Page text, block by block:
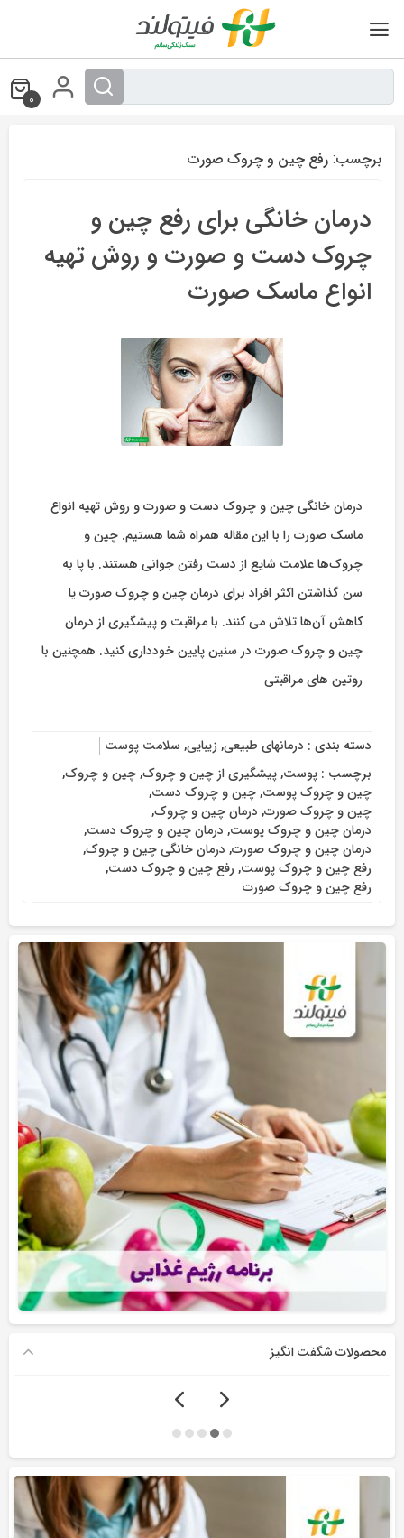
0
برچسب: رفع چین و چروک صورت
درمان خانگی برای رفع چین و
چروک دست و صورت و روش تهیه
انواع ماسک صورت
درمان خانگی چین و چروک دست و صورت و روش تهیه انواع
ماسک صورت را با این مقاله همراه شما هستیم. چین و
چروک‌ها علامت شایع از دست رفتن جوانی هستند. با پا به
سن گذاشتن اکثر افراد برای درمان چین و چروک صورت یا
کاهش آن‌ها تلاش می کنند. با مراقبت و پیشگیری از درمان
چین و چروک صورت در سنین پایین خودداری کنید. همچنین با
روتین های مراقبتی
دسته بندی : درمانهای طبیعی, زیبایی, سلامت پوست
برچسب : پوست,پیشگیری از چین و چروک,چین و چروک,
چین و چروک پوست,چین و چروک دست,
چین و چروک صورت, درمان چین و چروک,
درمان چین و چروک پوست, درمان چین و چروک دست,
درمان چین و چروک صورت, درمان خانگی چین و چروک,
رفع چین و چروک پوست, رفع چین و چروک دست,
رفع چین و چروک صورت
محصولات شگفت انگیز